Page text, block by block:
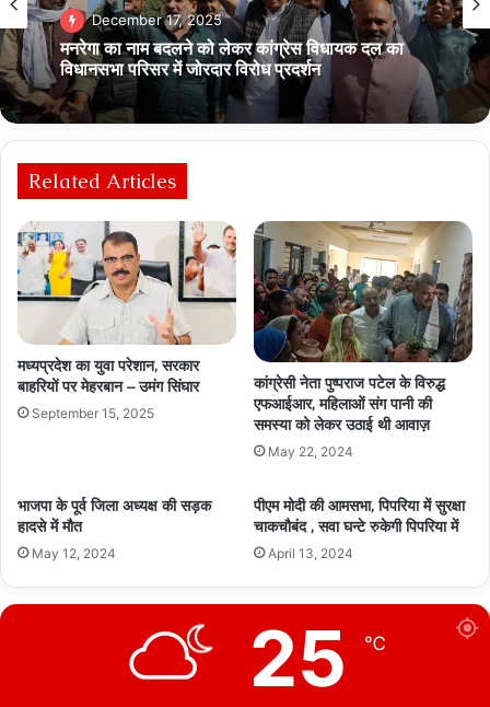
December 17, 2025
मनरेगा का नाम बदलने को लेकर कांग्रेस विधायक दल का
विधानसभा परिसर में जोरदार विरोध प्रदर्शन
Breaking News
September 18, 2025
सेवा पर्व को सार्थक बनाने सामाजिक संस्थाएँ आगे आयें: डॉ
मोहन यादव
Related Articles
मध्यप्रदेश का युवा परेशान, सरकार
बाहरियों पर मेहरबान – उमंग सिंघार
September 15, 2025
कांग्रेसी नेता पुष्पराज पटेल के विरुद्ध
एफआईआर, महिलाओं संग पानी की
समस्या को लेकर उठाई थी आवाज़
May 22, 2024
भाजपा के पूर्व जिला अध्यक्ष की सड़क
हादसे में मौत
May 12, 2024
पीएम मोदी की आमसभा, पिपरिया में सुरक्षा
चाकचौबंद , सवा घन्टे रुकेगी पिपरिया में
April 13, 2024
25 ℃